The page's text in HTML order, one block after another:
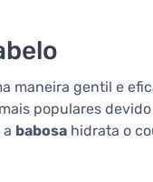
maneira gentil e
populares
babosa hidrata o